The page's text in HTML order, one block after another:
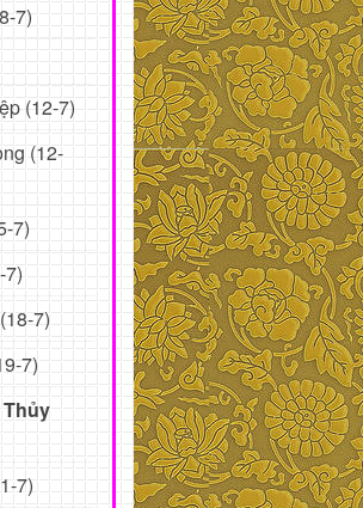
7)
(12-7)
(12-
7)
7)
7)
7)
7)